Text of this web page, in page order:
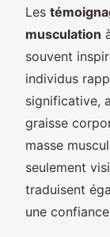
Les
musculation
souvent
individus
significative,
graisse
masse
seulement
traduisent
une